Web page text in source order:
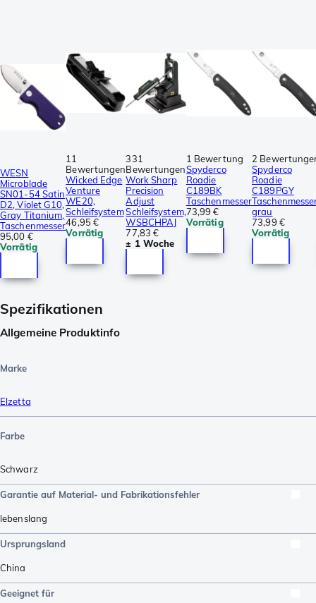
WESN
Microblade
SN01-54 Satin
D2, Violet G10,
Gray Titanium,
Taschenmesser
95,00 €
Vorrätig
11
Bewertungen
Wicked Edge
Venture
WE20,
Schleifsystem
46,95 €
Vorrätig
331
Bewertungen
Work Sharp
Precision
Adjust
Schleifsystem,
WSBCHPAJ
77,83 €
± 1 Woche
1 Bewertung
Spyderco
Roadie
C189BK
Taschenmesser
73,99 €
Vorrätig
2
Spyderco
Roadie
C189PGY
grau
73,99 €
Vorrätig
Spezifikationen
Allgemeine Produktinfo
Marke
Elzetta
Farbe
Schwarz
Garantie auf Material- und Fabrikationsfehler
lebenslang
Ursprungsland
China
Geeignet für